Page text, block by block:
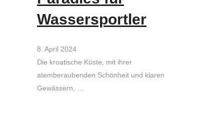
Wassersportler
8. April 2024
Die kroatische Küste, mit ihrer
atemberaubenden Schönheit und klaren
Gewässern, …